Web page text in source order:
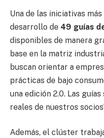
Una de las iniciativas
desarrollo de 49 guías
disponibles de manera
base en la matriz
buscan orientar a
prácticas de bajo
una edición 2.0. Las
reales de nuestros
Además, el clúster